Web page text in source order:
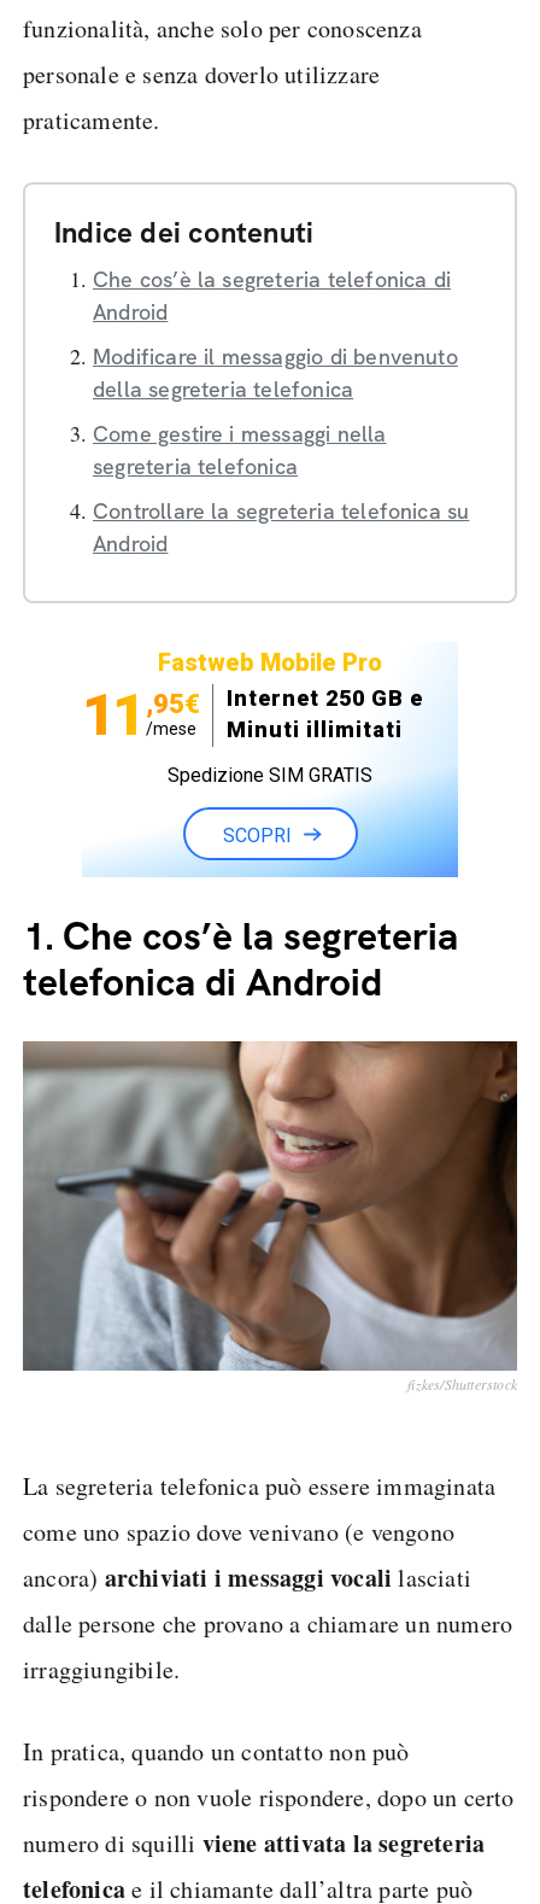
funzionalità, anche solo per conoscenza
personale e senza doverlo utilizzare
praticamente.
Indice dei contenuti
Che cos’è la segreteria telefonica di
Android
Modificare il messaggio di benvenuto
della segreteria telefonica
Come gestire i messaggi nella
segreteria telefonica
Controllare la segreteria telefonica su
Android
Fastweb Mobile Pro
11 ,95€
/mese
Internet 250 GB e
Minuti illimitati
Spedizione SIM GRATIS
SCOPRI
1. Che cos’è la segreteria
telefonica di Android
fizkes/Shutterstock
La segreteria telefonica può essere immaginata
come uno spazio dove venivano (e vengono
ancora) archiviati i messaggi vocali lasciati
dalle persone che provano a chiamare un numero
irraggiungibile.
In pratica, quando un contatto non può
rispondere o non vuole rispondere, dopo un certo
numero di squilli viene attivata la segreteria
telefonicae il chiamante dall’altra parte può